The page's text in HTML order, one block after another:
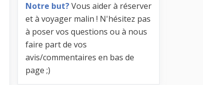
Notre but?Vous aider à réserver
et à voyager malin ! N'hésitez pas
à poser vos questions ou à nous
faire part de vos
avis/commentaires en bas de
page ;)